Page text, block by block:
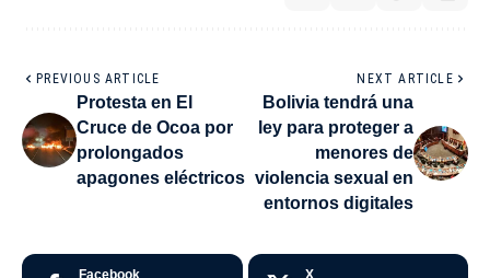
PREVIOUS ARTICLE
Protesta en El
Cruce de Ocoa por
prolongados
apagones eléctricos
NEXT ARTICLE
Bolivia tendrá una
ley para proteger a
menores de
violencia sexual en
entornos digitales
Facebook X